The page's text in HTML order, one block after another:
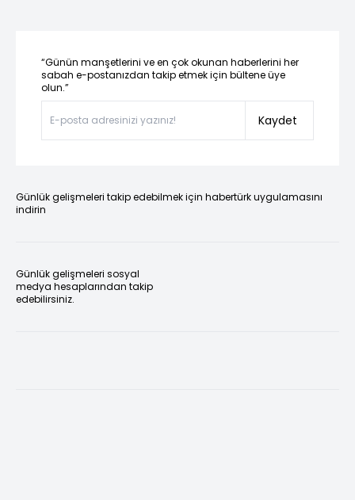
“Günün manşetlerini ve en çok okunan haberlerini her
sabah e-postanızdan takip etmek için bültene üye
olun.”
Kaydet
Günlük gelişmeleri takip edebilmek için habertürk uygulamasını
indirin
Günlük gelişmeleri sosyal
medya hesaplarından takip
edebilirsiniz.